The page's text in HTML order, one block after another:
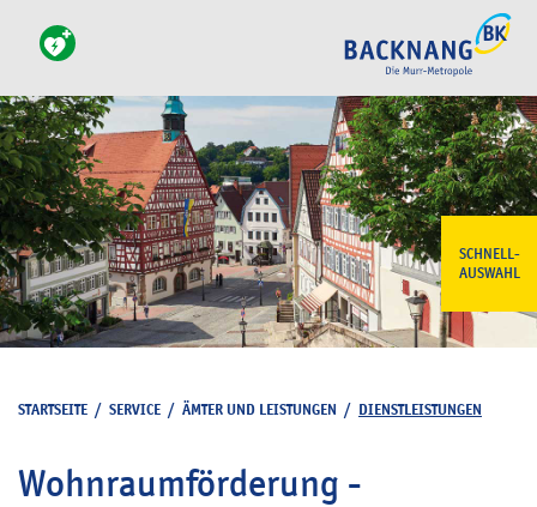
SCHNELL-
AUSWAHL
STARTSEITE / SERVICE / ÄMTER UND LEISTUNGEN / DIENSTLEISTUNGEN
Wohnraumförderung -